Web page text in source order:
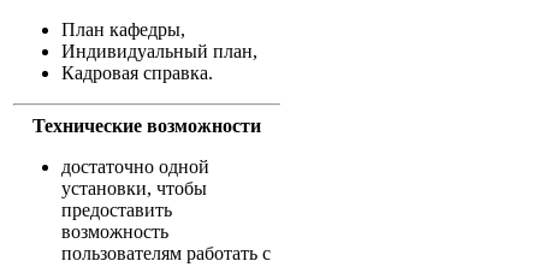
План кафедры,
Индивидуальный план,
Кадровая справка.
Технические возможности
достаточно одной
установки, чтобы
предоставить
возможность
пользователям работать с